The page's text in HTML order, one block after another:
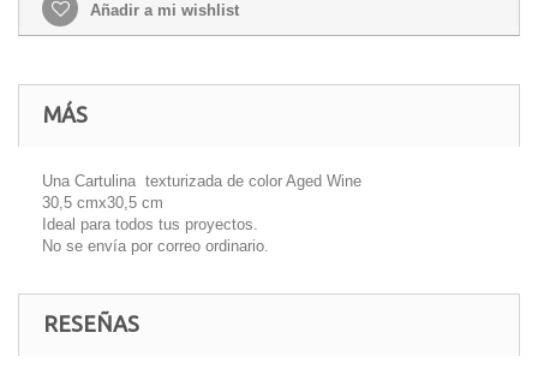
Añadir a mi wishlist
MÁS
Una Cartulina texturizada de color Aged Wine
30,5 cmx30,5 cm
Ideal para todos tus proyectos.
No se envía por correo ordinario.
RESEÑAS